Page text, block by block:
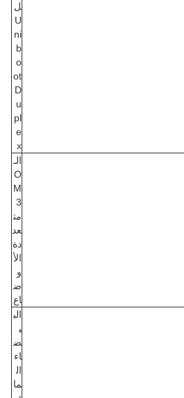
ل
U
ni
b
o
ot
D
pl
e
الـ
O
M
مت
عد
دة
الأ
ض
اع
الب
ض
اء
ما